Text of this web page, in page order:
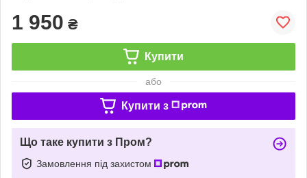
1 950 ₴
Купити
або
Купити з
Що таке купити з Пром?
Замовлення під захистом